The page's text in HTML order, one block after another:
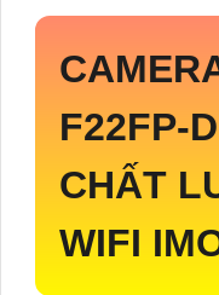
F22FP-D
CHẤT
WIFI